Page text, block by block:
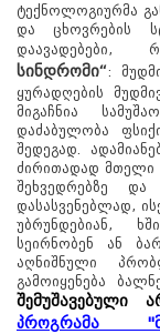
ტექნოლოგიურმა
და ცხოვრების
სინდრომი“:
ყურადღების
მიგაჩნია
დაძაბულობა
შედეგად.
ძირითადად მთელი
შეხვედრებზე
დასასვენებლად,
უბრუნდებიან,
სეირნობენ ან
აღნიშნული
გამოიყენება
შემუშავებული
პროგრამა "